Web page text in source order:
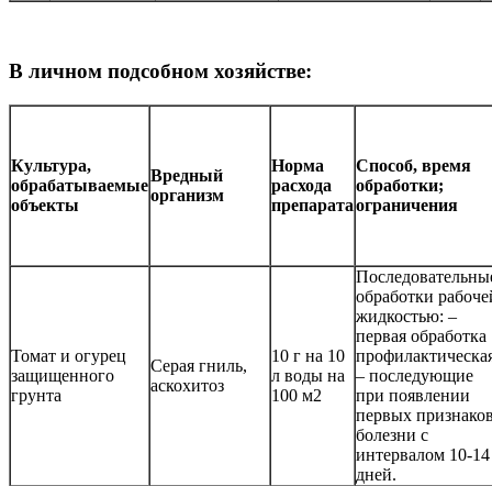
В личном подсобном хозяйстве:
Культура,
обрабатываемые
объекты
Вредный
организм
Норма
расхода
препарата
Способ, время
обработки;
ограничения
Томат и огурец
защищенного
грунта
Серая гниль,
аскохитоз
10 г на 10
л воды на
100 м2
обработки
жидкостью: –
первая обработка
– последующие
при появлении
первых
болезни с
интервалом 10-14
дней.